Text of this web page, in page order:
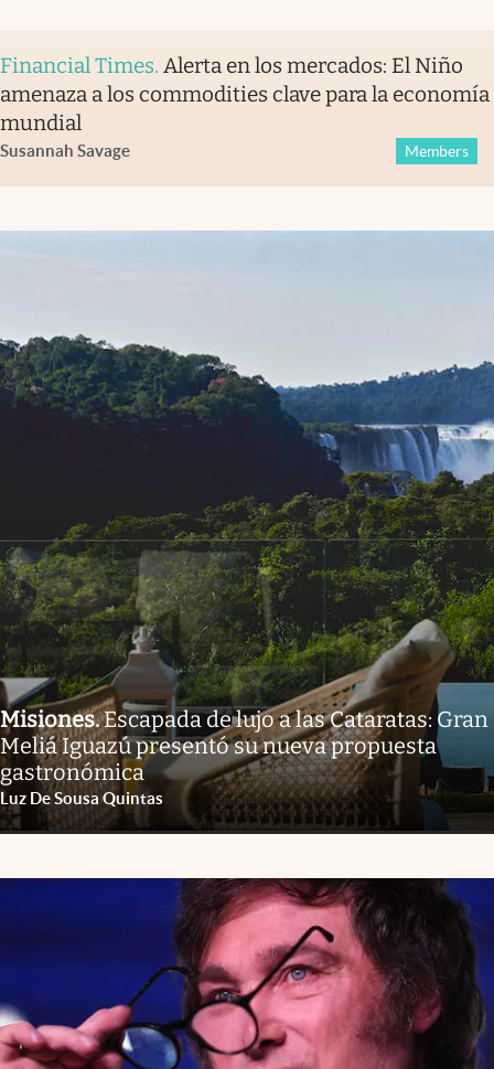
Financial Times. Alerta en los mercados: El Niño
amenaza a los commodities clave para la economía
mundial
Susannah Savage Members
Misiones.Escapada de lujo a las Cataratas: Gran
Meliá Iguazú presentó su nueva propuesta
gastronómica
Luz De Sousa Quintas